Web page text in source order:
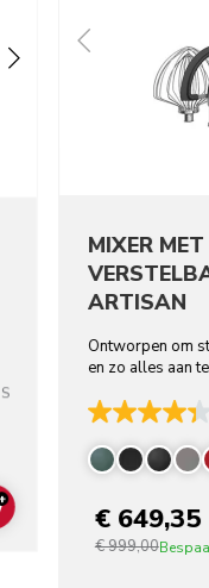
ADD TO CART
MIXER
ARTISAN
Ontworpen om
en zo alles aan
€ 649,35
€ 999,00